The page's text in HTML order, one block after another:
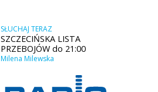
SŁUCHAJ TERAZ
SZCZECIŃSKA LISTA
PRZEBOJÓW do 21:00
Milena Milewska